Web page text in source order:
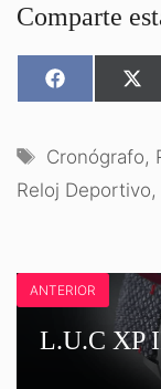
Comparte
COMPARTIR
EN
EN
Etiquetas
Cronógrafo,
Reloj Deportivo,
ANTERIOR
L.U.C XP